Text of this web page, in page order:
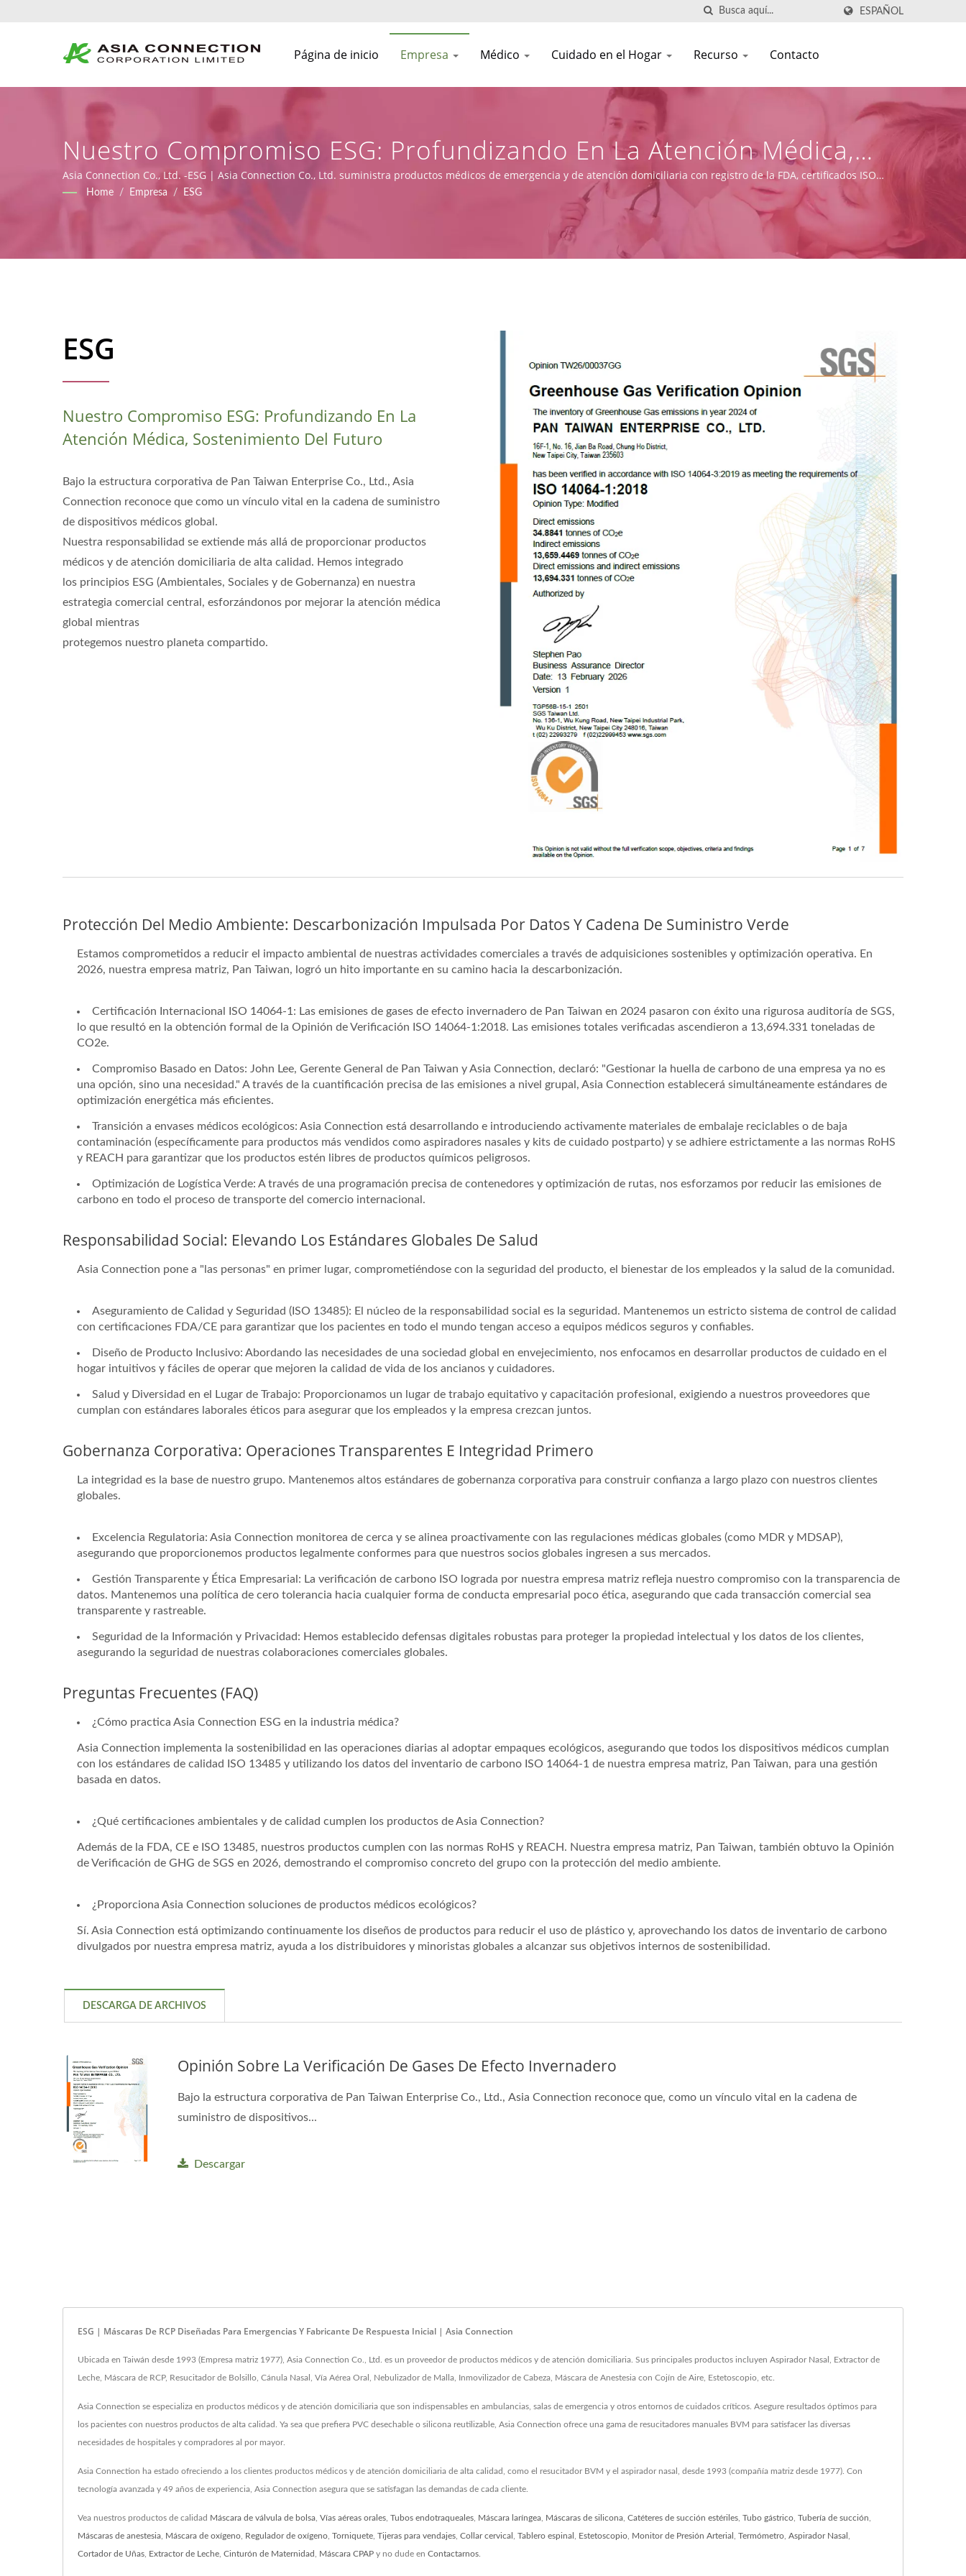
ESPAÑOL
Página de inicio Empresa Médico Cuidado en el Hogar Recurso Contacto
Nuestro Compromiso ESG: Profundizando En La Atención Médica,
Sostenimiento Del Futuro | Resucitadores Manuales BVM Para
Entornos De Cuidados Críticos | Asia Connection
Asia Connection Co., Ltd. -ESG | Asia Connection Co., Ltd. suministra productos médicos de emergencia y de atención domiciliaria con registro de la FDA, certificados ISO
9001, ISO 13485 y CE bajo MDR (Reglamento (UE) 2017/745), junto con capacidades de diseño, OEM y fabricación.
Home / Empresa / ESG
ESG
Nuestro Compromiso ESG: Profundizando En La
Atención Médica, Sostenimiento Del Futuro
Bajo la estructura corporativa de Pan Taiwan Enterprise Co., Ltd., Asia
Connection reconoce que como un vínculo vital en la cadena de suministro
de dispositivos médicos global.
Nuestra responsabilidad se extiende más allá de proporcionar productos
médicos y de atención domiciliaria de alta calidad. Hemos integrado
los principios ESG (Ambientales, Sociales y de Gobernanza) en nuestra
estrategia comercial central, esforzándonos por mejorar la atención médica
global mientras
protegemos nuestro planeta compartido.
Protección Del Medio Ambiente: Descarbonización Impulsada Por Datos Y Cadena De Suministro Verde
Estamos comprometidos a reducir el impacto ambiental de nuestras actividades comerciales a través de adquisiciones sostenibles y optimización operativa. En
2026, nuestra empresa matriz, Pan Taiwan, logró un hito importante en su camino hacia la descarbonización.
Certificación Internacional ISO 14064-1: Las emisiones de gases de efecto invernadero de Pan Taiwan en 2024 pasaron con éxito una rigurosa auditoría de SGS,
lo que resultó en la obtención formal de la Opinión de Verificación ISO 14064-1:2018. Las emisiones totales verificadas ascendieron a 13,694.331 toneladas de
CO2e.
Compromiso Basado en Datos: John Lee, Gerente General de Pan Taiwan y Asia Connection, declaró: "Gestionar la huella de carbono de una empresa ya no es
una opción, sino una necesidad." A través de la cuantificación precisa de las emisiones a nivel grupal, Asia Connection establecerá simultáneamente estándares de
optimización energética más eficientes.
Transición a envases médicos ecológicos: Asia Connection está desarrollando e introduciendo activamente materiales de embalaje reciclables o de baja
contaminación (específicamente para productos más vendidos como aspiradores nasales y kits de cuidado postparto) y se adhiere estrictamente a las normas RoHS
y REACH para garantizar que los productos estén libres de productos químicos peligrosos.
Optimización de Logística Verde: A través de una programación precisa de contenedores y optimización de rutas, nos esforzamos por reducir las emisiones de
carbono en todo el proceso de transporte del comercio internacional.
Responsabilidad Social: Elevando Los Estándares Globales De Salud
Asia Connection pone a "las personas" en primer lugar, comprometiéndose con la seguridad del producto, el bienestar de los empleados y la salud de la comunidad.
Aseguramiento de Calidad y Seguridad (ISO 13485): El núcleo de la responsabilidad social es la seguridad. Mantenemos un estricto sistema de control de calidad
con certificaciones FDA/CE para garantizar que los pacientes en todo el mundo tengan acceso a equipos médicos seguros y confiables.
Diseño de Producto Inclusivo: Abordando las necesidades de una sociedad global en envejecimiento, nos enfocamos en desarrollar productos de cuidado en el
hogar intuitivos y fáciles de operar que mejoren la calidad de vida de los ancianos y cuidadores.
Salud y Diversidad en el Lugar de Trabajo: Proporcionamos un lugar de trabajo equitativo y capacitación profesional, exigiendo a nuestros proveedores que
cumplan con estándares laborales éticos para asegurar que los empleados y la empresa crezcan juntos.
Gobernanza Corporativa: Operaciones Transparentes E Integridad Primero
La integridad es la base de nuestro grupo. Mantenemos altos estándares de gobernanza corporativa para construir confianza a largo plazo con nuestros clientes
globales.
Excelencia Regulatoria: Asia Connection monitorea de cerca y se alinea proactivamente con las regulaciones médicas globales (como MDR y MDSAP),
asegurando que proporcionemos productos legalmente conformes para que nuestros socios globales ingresen a sus mercados.
Gestión Transparente y Ética Empresarial: La verificación de carbono ISO lograda por nuestra empresa matriz refleja nuestro compromiso con la transparencia de
datos. Mantenemos una política de cero tolerancia hacia cualquier forma de conducta empresarial poco ética, asegurando que cada transacción comercial sea
transparente y rastreable.
Seguridad de la Información y Privacidad: Hemos establecido defensas digitales robustas para proteger la propiedad intelectual y los datos de los clientes,
asegurando la seguridad de nuestras colaboraciones comerciales globales.
Preguntas Frecuentes (FAQ)
¿Cómo practica Asia Connection ESG en la industria médica?
Asia Connection implementa la sostenibilidad en las operaciones diarias al adoptar empaques ecológicos, asegurando que todos los dispositivos médicos cumplan
con los estándares de calidad ISO 13485 y utilizando los datos del inventario de carbono ISO 14064-1 de nuestra empresa matriz, Pan Taiwan, para una gestión
basada en datos.
¿Qué certificaciones ambientales y de calidad cumplen los productos de Asia Connection?
Además de la FDA, CE e ISO 13485, nuestros productos cumplen con las normas RoHS y REACH. Nuestra empresa matriz, Pan Taiwan, también obtuvo la Opinión
de Verificación de GHG de SGS en 2026, demostrando el compromiso concreto del grupo con la protección del medio ambiente.
¿Proporciona Asia Connection soluciones de productos médicos ecológicos?
Sí. Asia Connection está optimizando continuamente los diseños de productos para reducir el uso de plástico y, aprovechando los datos de inventario de carbono
divulgados por nuestra empresa matriz, ayuda a los distribuidores y minoristas globales a alcanzar sus objetivos internos de sostenibilidad.
DESCARGA DE ARCHIVOS
Opinión Sobre La Verificación De Gases De Efecto Invernadero
Bajo la estructura corporativa de Pan Taiwan Enterprise Co., Ltd., Asia Connection reconoce que, como un vínculo vital en la cadena de
suministro de dispositivos...
Descargar
ESG | Máscaras De RCP Diseñadas Para Emergencias Y Fabricante De Respuesta Inicial | Asia Connection
Ubicada en Taiwán desde 1993 (Empresa matriz 1977), Asia Connection Co., Ltd. es un proveedor de productos médicos y de atención domiciliaria. Sus principales productos incluyen Aspirador Nasal, Extractor de
Leche, Máscara de RCP, Resucitador de Bolsillo, Cánula Nasal, Vía Aérea Oral, Nebulizador de Malla, Inmovilizador de Cabeza, Máscara de Anestesia con Cojín de Aire, Estetoscopio, etc.
Asia Connection se especializa en productos médicos y de atención domiciliaria que son indispensables en ambulancias, salas de emergencia y otros entornos de cuidados críticos. Asegure resultados óptimos para
los pacientes con nuestros productos de alta calidad. Ya sea que prefiera PVC desechable o silicona reutilizable, Asia Connection ofrece una gama de resucitadores manuales BVM para satisfacer las diversas
necesidades de hospitales y compradores al por mayor.
Asia Connection ha estado ofreciendo a los clientes productos médicos y de atención domiciliaria de alta calidad, como el resucitador BVM y el aspirador nasal, desde 1993 (compañía matriz desde 1977). Con
tecnología avanzada y 49 años de experiencia, Asia Connection asegura que se satisfagan las demandas de cada cliente.
Vea nuestros productos de calidad Máscara de válvula de bolsa Vías aéreas orales Tubos endotraqueales Máscara laríngea Máscaras de silicona Catéteres de succión estériles Tubo gástrico Tubería de succión
Máscaras de anestesia Máscara de oxígeno Regulador de oxígeno Torniquete Tijeras para vendajes Collar cervical Tablero espinal Estetoscopio Monitor de Presión Arterial Termómetro Aspirador Nasal
Cortador de Uñas Extractor de Leche Cinturón de Maternidad Máscara CPAP y no dude en Contactarnos